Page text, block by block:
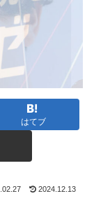
はてブ
2024.12.13